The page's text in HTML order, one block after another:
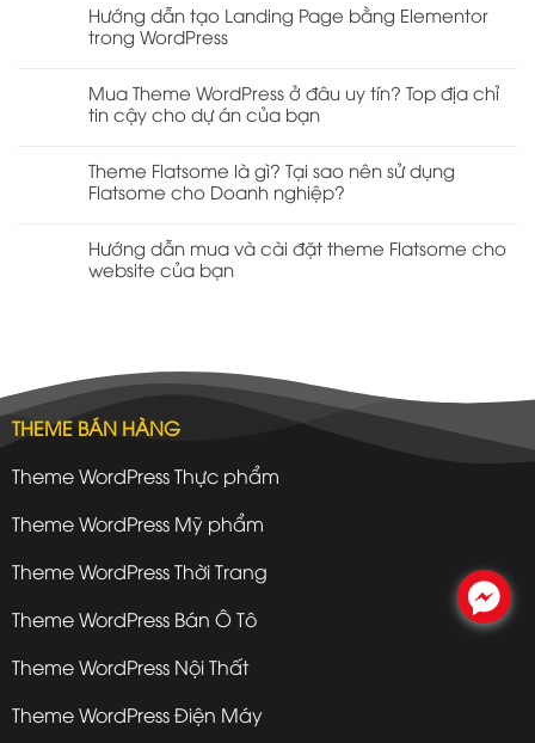
Hướng dẫn tạo Landing Page bằng Elementor
trong WordPress
Mua Theme WordPress ở đâu uy tín? Top địa chỉ
tin cậy cho dự án của bạn
Theme Flatsome là gì? Tại sao nên sử dụng
Flatsome cho Doanh nghiệp?
Hướng dẫn mua và cài đặt theme Flatsome cho
website của bạn
THEME BÁN HÀNG
Theme WordPress Thực phẩm
Theme WordPress Mỹ phẩm
Theme WordPress Thời Trang
Theme WordPress Bán Ô Tô
Theme WordPress Nội Thất
Theme WordPress Điện Máy
.